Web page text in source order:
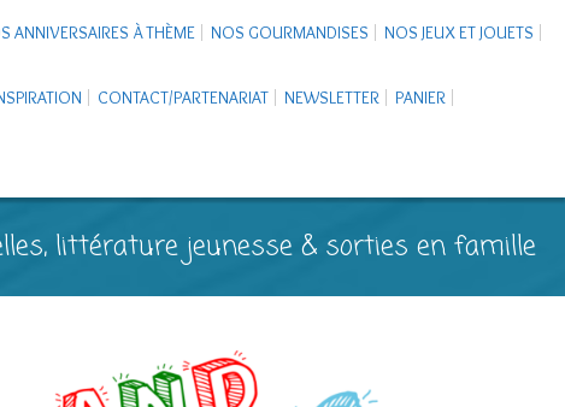
ANNIVERSAIRES À THÈME NOS GOURMANDISES NOS JEUX ET JOUETS
CONTACT/PARTENARIAT NEWSLETTER PANIER
littérature jeunesse & sorties en famille